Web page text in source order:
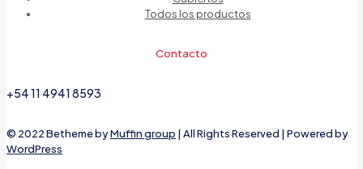
Todos los productos
Contacto
+54 11 4941 8593
© 2022 Betheme byMuffin group | All Rights Reserved | Powered by
WordPress